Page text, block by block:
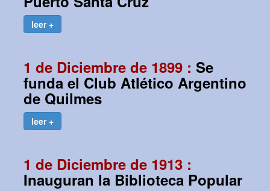
leer +
1 de Diciembre de 1899 : Se
funda el Club Atlético Argentino
de Quilmes
leer +
1 de Diciembre de 1913 :
Inauguran la Biblioteca Popular